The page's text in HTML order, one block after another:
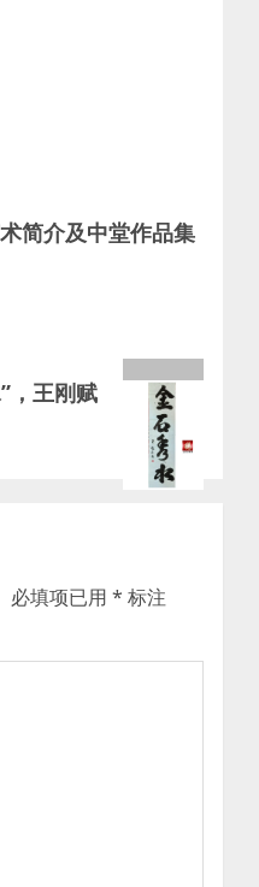
术简介及中堂作品集
，王刚赋
必填项已用 * 标注